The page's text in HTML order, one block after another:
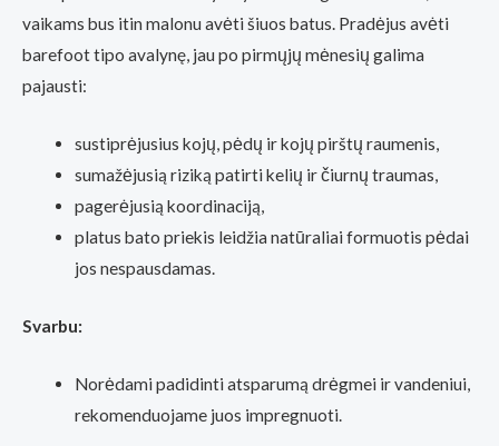
vaikams bus itin malonu avėti šiuos batus. Pradėjus avėti
barefoot tipo avalynę, jau po pirmųjų mėnesių galima
pajausti:
sustiprėjusius kojų, pėdų ir kojų pirštų raumenis,
sumažėjusią riziką patirti kelių ir čiurnų traumas,
pagerėjusią koordinaciją,
platus bato priekis leidžia natūraliai formuotis pėdai
jos nespausdamas.
Svarbu:
Norėdami padidinti atsparumą drėgmei ir vandeniui,
rekomenduojame juos impregnuoti.